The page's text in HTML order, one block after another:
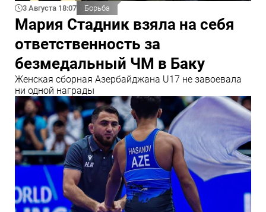
3 Августа 18:07 Борьба
Мария Стадник взяла на себя
ответственность за
безмедальный ЧМ в Баку
Женская сборная Азербайджана U17 не завоевала
ни одной награды